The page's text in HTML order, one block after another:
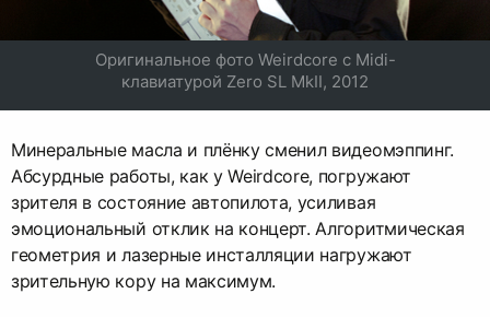
Оригинальное фото Weirdcore с Midi-
клавиатурой Zero SL MkII, 2012
Минеральные масла и плёнку сменил видеомэппинг.
Абсурдные работы, как у Weirdcore, погружают
зрителя в состояние автопилота, усиливая
эмоциональный отклик на концерт. Алгоритмическая
геометрия и лазерные инсталляции нагружают
зрительную кору на максимум.